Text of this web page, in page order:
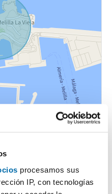
procesamos sus
IP, con tecnologías